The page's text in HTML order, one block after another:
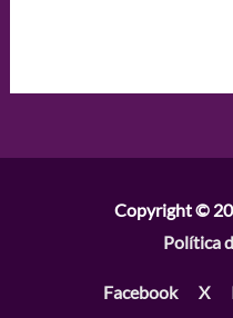
Copyright ©
Política
Facebook X